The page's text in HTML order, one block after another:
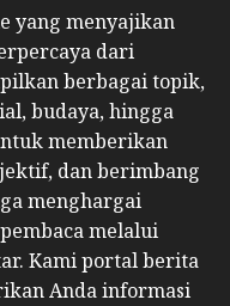
yang menyajikan
dari
berbagai topik,
budaya, hingga
memberikan
dan berimbang
menghargai
melalui
Kami portal berita
Anda informasi